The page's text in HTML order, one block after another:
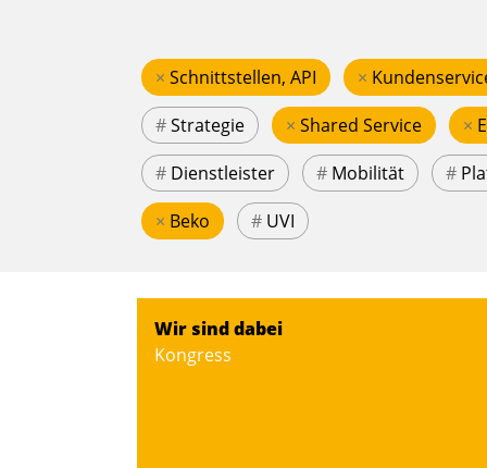
× Schnittstellen, API ×
#Strategie × Shared Service ×
# Dienstleister # Mobilität #
× Beko # UVI
Wir sind dabei
Kongress